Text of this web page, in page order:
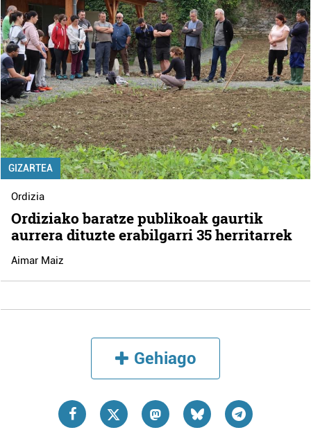
GIZARTEA
Ordizia
Ordiziako baratze publikoak gaurtik
aurrera dituzte erabilgarri 35 herritarrek
Aimar Maiz
Gehiago